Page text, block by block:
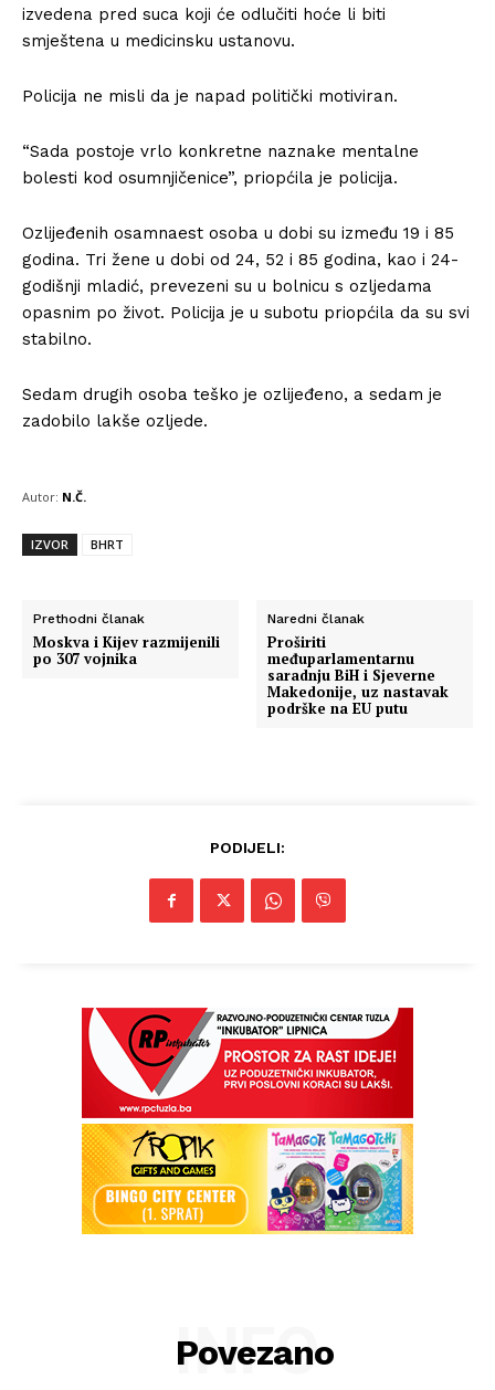
izvedena pred suca koji će odlučiti hoće li biti
smještena u medicinsku ustanovu.
Policija ne misli da je napad politički motiviran.
“Sada postoje vrlo konkretne naznake mentalne
bolesti kod osumnjičenice”, priopćila je policija.
Ozlijeđenih osamnaest osoba u dobi su između 19 i 85
godina. Tri žene u dobi od 24, 52 i 85 godina, kao i 24-
godišnji mladić, prevezeni su u bolnicu s ozljedama
opasnim po život. Policija je u subotu priopćila da su svi
stabilno.
Sedam drugih osoba teško je ozlijeđeno, a sedam je
zadobilo lakše ozljede.
Autor: N.Č.
IZVOR BHRT
Prethodni članak
Moskva i Kijev razmijenili
po 307 vojnika
Naredni članak
Proširiti
međuparlamentarnu
saradnju BiH i Sjeverne
Makedonije, uz nastavak
podrške na EU putu
PODIJELI:
Povezano
INFO